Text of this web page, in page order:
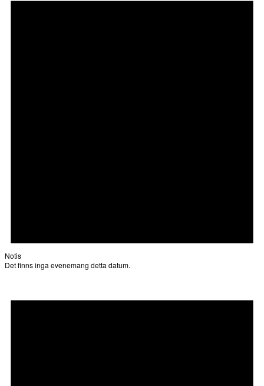
Notis
Det finns inga evenemang detta datum.